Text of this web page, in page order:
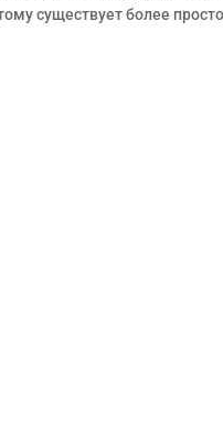
существует более